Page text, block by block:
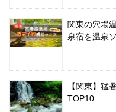
関東の穴場
泉宿を温泉
【関東】猛
TOP10